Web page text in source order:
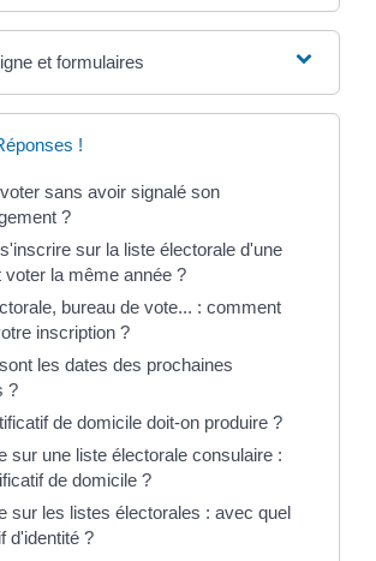
et formulaires
!
sans avoir signalé son
?
sur la liste électorale d'une
voter la même année ?
bureau de vote... : comment
inscription ?
les dates des prochaines
?
de domicile doit-on produire ?
sur une liste électorale consulaire :
de domicile ?
sur les listes électorales : avec quel
d'identité ?